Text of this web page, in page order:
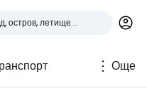
Още